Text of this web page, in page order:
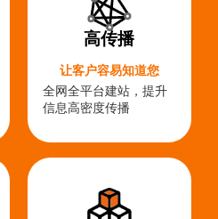
高传播
让客户容易知道您
全网全平台建站，提升
信息高密度传播